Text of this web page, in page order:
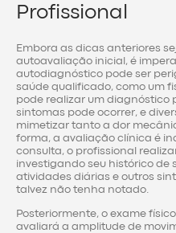
Profissional
Embora as dicas anteriores
autoavaliação inicial, é
autodiagnóstico pode ser
saúde qualificado, como um
pode realizar um diagnóstico
sintomas pode ocorrer, e
mimetizar tanto a dor
forma, a avaliação clínica é
consulta, o profissional
investigando seu histórico de
atividades diárias e outros
talvez não tenha notado.
Posteriormente, o exame
avaliará a amplitude de